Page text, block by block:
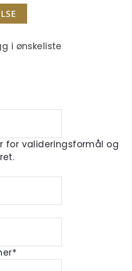
i ønskeliste
for valideringsformål og
*